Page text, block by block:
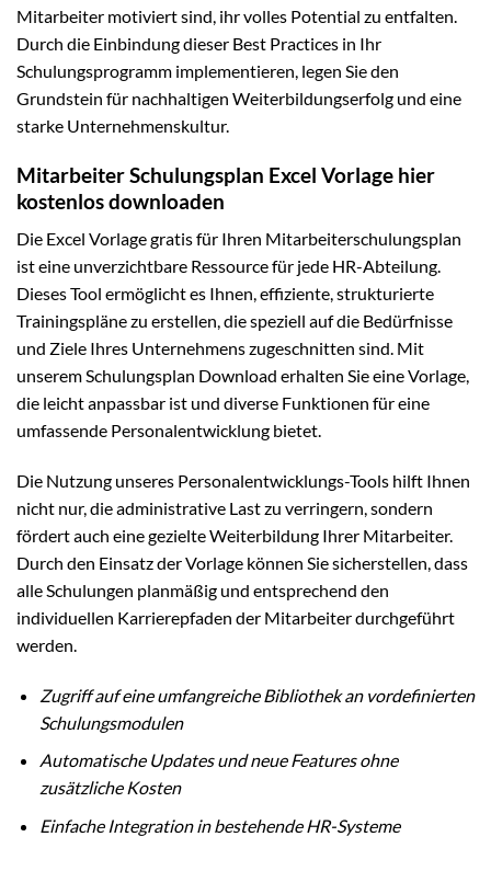
Mitarbeiter motiviert sind, ihr volles Potential zu entfalten.
Durch die Einbindung dieser Best Practices in Ihr
Schulungsprogramm implementieren, legen Sie den
Grundstein für nachhaltigen Weiterbildungserfolg und eine
starke Unternehmenskultur.
Mitarbeiter Schulungsplan Excel Vorlage hier
kostenlos downloaden
Die Excel Vorlage gratis für Ihren Mitarbeiterschulungsplan
ist eine unverzichtbare Ressource für jede HR-Abteilung.
Dieses Tool ermöglicht es Ihnen, effiziente, strukturierte
Trainingspläne zu erstellen, die speziell auf die Bedürfnisse
und Ziele Ihres Unternehmens zugeschnitten sind. Mit
unserem Schulungsplan Download erhalten Sie eine Vorlage,
die leicht anpassbar ist und diverse Funktionen für eine
umfassende Personalentwicklung bietet.
Die Nutzung unseres Personalentwicklungs-Tools hilft Ihnen
nicht nur, die administrative Last zu verringern, sondern
fördert auch eine gezielte Weiterbildung Ihrer Mitarbeiter.
Durch den Einsatz der Vorlage können Sie sicherstellen, dass
alle Schulungen planmäßig und entsprechend den
individuellen Karrierepfaden der Mitarbeiter durchgeführt
werden.
Zugriff auf eine umfangreiche Bibliothek an vordefinierten
Schulungsmodulen
Automatische Updates und neue Features ohne
zusätzliche Kosten
Einfache Integration in bestehende HR-Systeme